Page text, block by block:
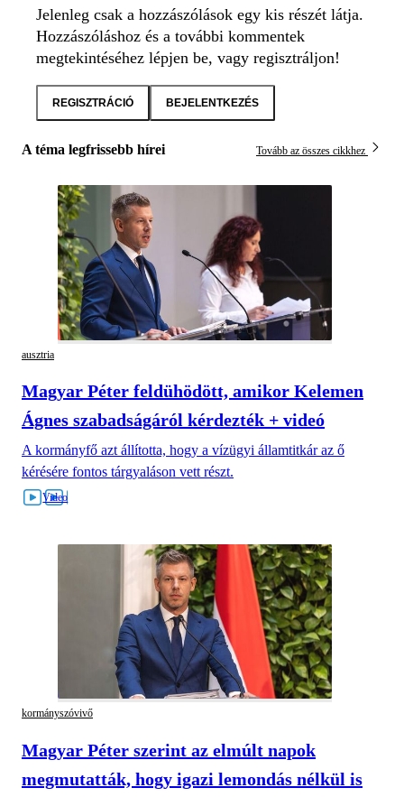
Jelenleg csak a hozzászólások egy kis részét látja.
Hozzászóláshoz és a további kommentek
megtekintéséhez lépjen be, vagy regisztráljon!
REGISZTRÁCIÓ BEJELENTKEZÉS
A téma legfrissebb hírei Tovább az összes cikkhez
ausztria
Magyar Péter feldühödött, amikor Kelemen
Ágnes szabadságáról kérdezték + videó
A kormányfő azt állította, hogy a vízügyi államtitkár az ő
kérésére fontos tárgyaláson vett részt.
kormányszóvivő
Magyar Péter szerint az elmúlt napok
megmutatták, hogy igazi lemondás nélkül is